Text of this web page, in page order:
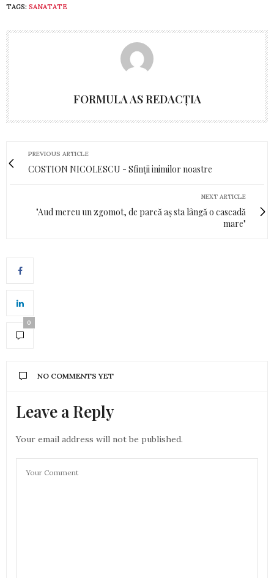
TAGS: SANATATE
FORMULA AS REDACȚIA
PREVIOUS ARTICLE
COSTION NICOLESCU - Sfinții inimilor noastre
NEXT ARTICLE
"Aud mereu un zgomot, de parcă aș sta lângă o cascadă
mare"
0
NO COMMENTS YET
Leave a Reply
Your email address will not be published.